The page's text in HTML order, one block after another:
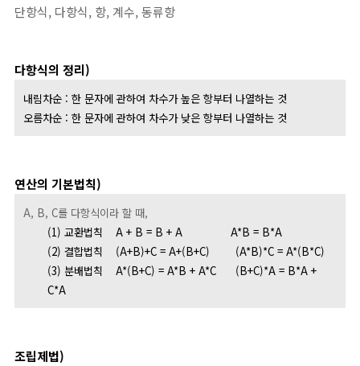
단항식, 다항식, 항, 계수, 동류항
다항식의 정리)
내림차순 : 한 문자에 관하여 차수가 높은 항부터 나열하는 것
오름차순 : 한 문자에 관하여 차수가 낮은 항부터 나열하는 것
연산의 기본법칙)
A, B, C를 다항식이라 할 때,
(1) 교환법칙 A + B = B + A
A*B = B*A
(2) 결합법칙
(A+B)+C = A+(B+C)
(A*B)*C = A*(B*C)
(3) 분배법칙
A*(B+C) = A*B + A*C (B+C)*A = B*A +
C*A
조립제법)